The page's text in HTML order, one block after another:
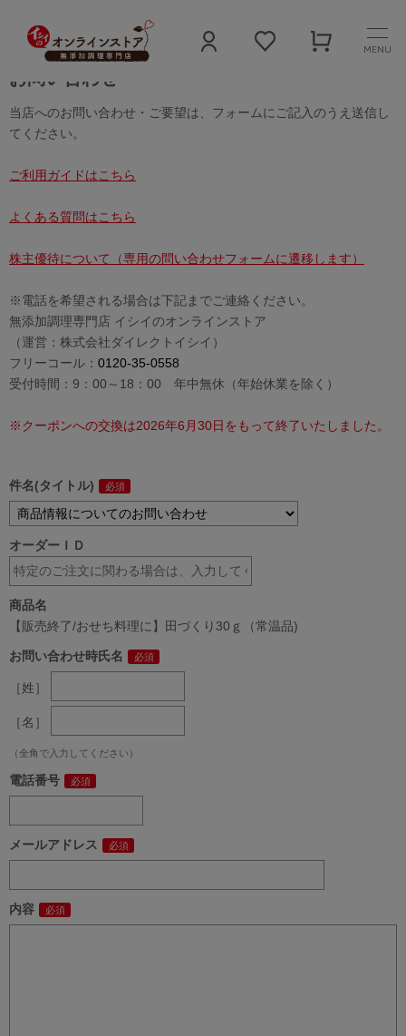
MENU
お問い合わせ
当店へのお問い合わせ・ご要望は、フォームにご記入のうえ送信し
てください。
ご利用ガイドはこちら
よくある質問はこちら
株主優待について（専用の問い合わせフォームに遷移します）
※電話を希望される場合は下記までご連絡ください。
無添加調理専門店 イシイのオンラインストア
（運営：株式会社ダイレクトイシイ）
フリーコール： 0120-35-0558
受付時間：9：00～18：00 年中無休（年始休業を除く）
※クーポンへの交換は2026年6月30日をもって終了いたしました。
件名(タイトル)
オーダーＩＤ
商品名
【販売終了/おせち料理に】田づくり30ｇ（常温品)
お問い合わせ時氏名
［姓］
［名］
（全角で入力してください）
電話番号
メールアドレス
内容